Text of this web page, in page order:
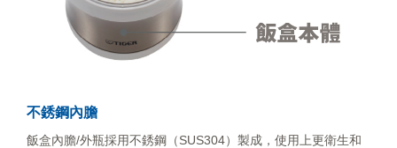
不銹鋼內膽
飯盒內膽/外瓶採用不銹鋼（SUS304）製成，使用上更衛生和